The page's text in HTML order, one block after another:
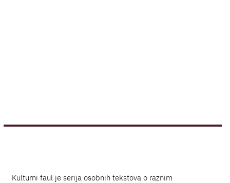
Kulturni faul je serija osobnih tekstova o raznim